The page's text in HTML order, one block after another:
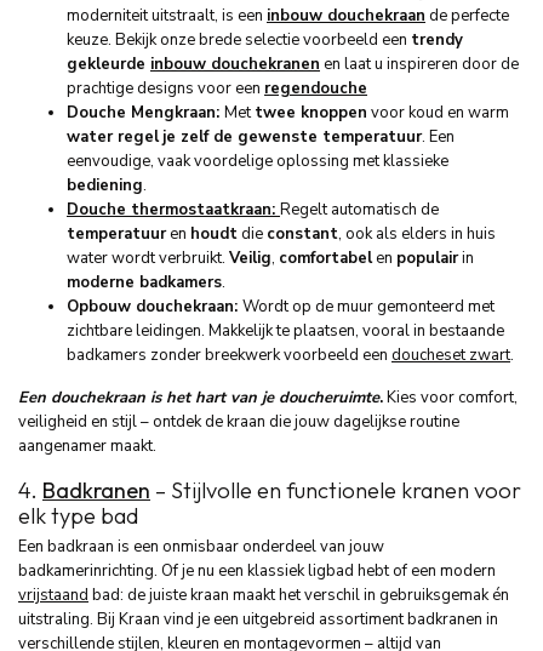
moderniteit uitstraalt, is een inbouw douchekraan de perfecte
keuze. Bekijk onze brede selectie voorbeeld een trendy
gekleurde inbouw douchekranen en laat u inspireren door de
prachtige designs voor een regendouche
Douche Mengkraan: Mettwee knoppen voor koud en warm
water regel je zelf de gewenste temperatuur. Een
eenvoudige, vaak voordelige oplossing met klassieke
bediening.
Douche thermostaatkraan: Regelt automatisch de
temperatuuren houdtdie constant, ook als elders in huis
water wordt verbruikt. Veilig, comfortabelen populairin
moderne badkamers.
Opbouw douchekraan: Wordt op de muur gemonteerd met
zichtbare leidingen. Makkelijk te plaatsen, vooral in bestaande
badkamers zonder breekwerk voorbeeld een doucheset zwart.
Een douchekraan is het hart van je doucheruimte.Kies voor comfort,
veiligheid en stijl – ontdek de kraan die jouw dagelijkse routine
aangenamer maakt.
4. Badkranen – Stijlvolle en functionele kranen voor
elk type bad
Een badkraan is een onmisbaar onderdeel van jouw
badkamerinrichting. Of je nu een klassiek ligbad hebt of een modern
vrijstaand bad: de juiste kraan maakt het verschil in gebruiksgemak én
uitstraling. Bij Kraan vind je een uitgebreid assortiment badkranen in
verschillende stijlen, kleuren en montagevormen – altijd van